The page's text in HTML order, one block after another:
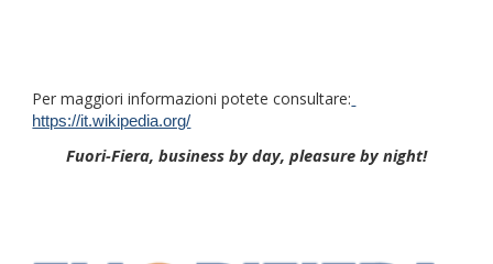
Per maggiori informazioni potete consultare:
https://it.wikipedia.org/
Fuori-Fiera, business by day, pleasure by night!